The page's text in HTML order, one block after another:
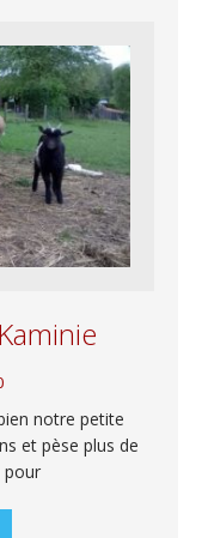
notre petite
et pèse plus de
pour